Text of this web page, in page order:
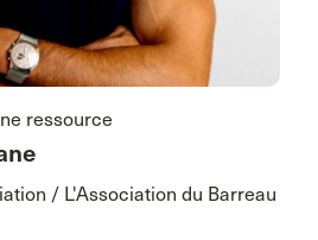
ressource
/ L'Association du Barreau